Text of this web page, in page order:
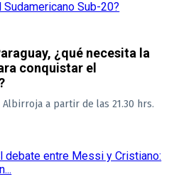
¿qué necesita la
conquistar el
a partir de las 21.30 hrs.